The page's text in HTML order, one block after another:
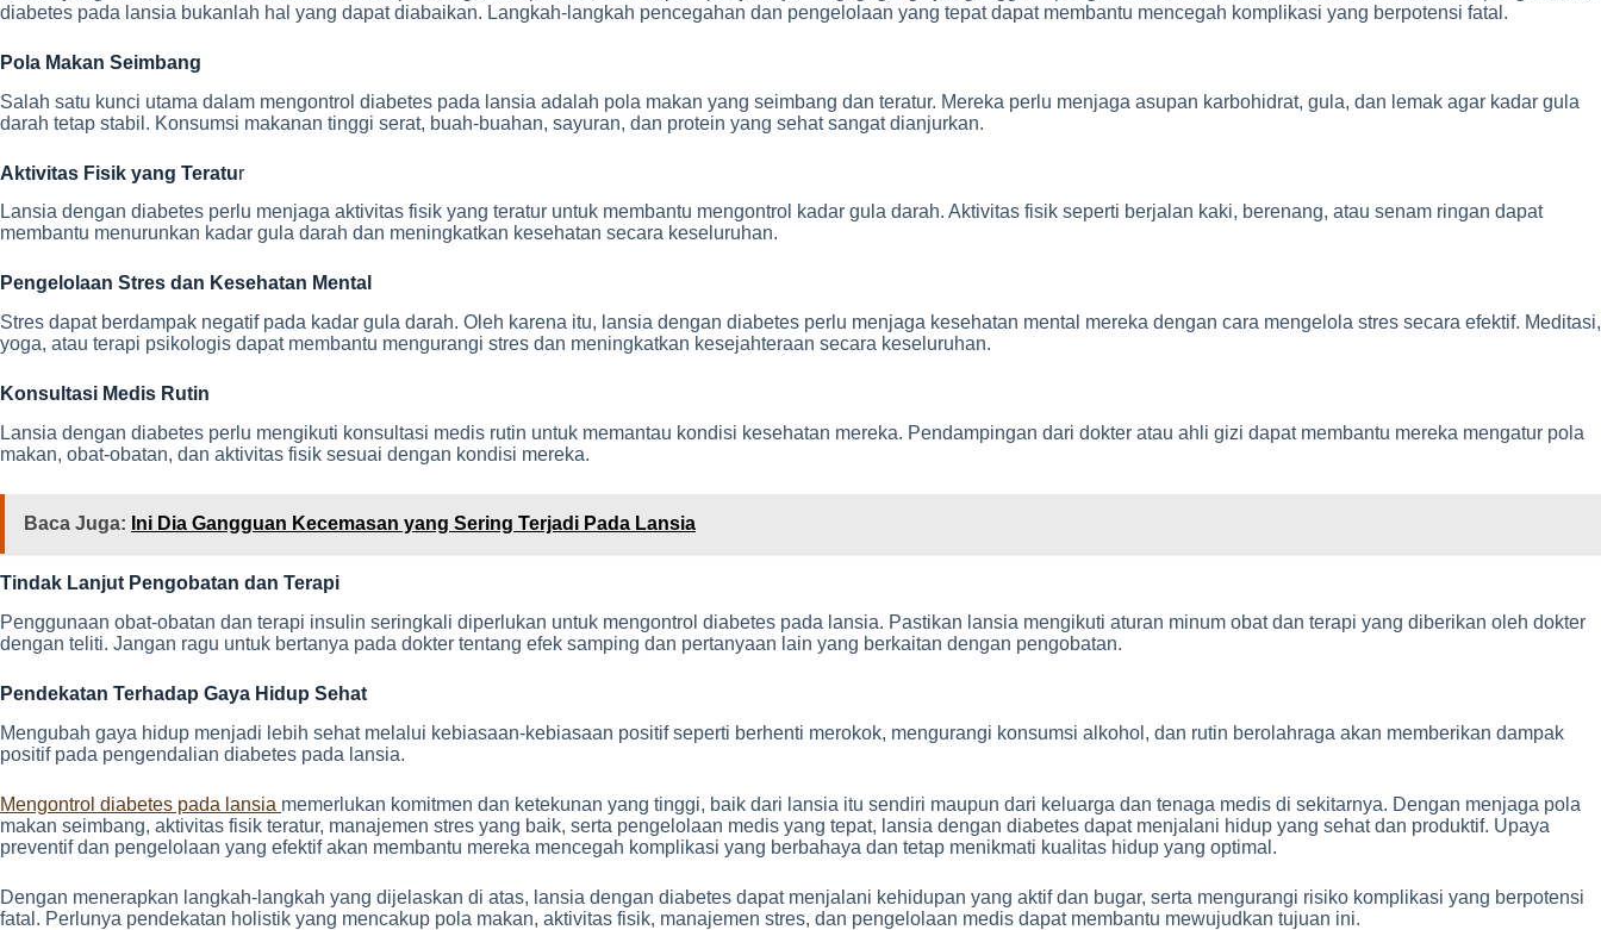
diabetes pada lansia bukanlah hal yang dapat diabaikan. Langkah-langkah pencegahan dan pengelolaan yang tepat dapat membantu mencegah komplikasi yang berpotensi fatal.
Pola Makan Seimbang
Salah satu kunci utama dalam mengontrol diabetes pada lansia adalah pola makan yang seimbang dan teratur. Mereka perlu menjaga asupan karbohidrat, gula, dan lemak agar kadar gula
darah tetap stabil. Konsumsi makanan tinggi serat, buah-buahan, sayuran, dan protein yang sehat sangat dianjurkan.
Aktivitas Fisik yang Teratur
Lansia dengan diabetes perlu menjaga aktivitas fisik yang teratur untuk membantu mengontrol kadar gula darah. Aktivitas fisik seperti berjalan kaki, berenang, atau senam ringan dapat
membantu menurunkan kadar gula darah dan meningkatkan kesehatan secara keseluruhan.
Pengelolaan Stres dan Kesehatan Mental
Stres dapat berdampak negatif pada kadar gula darah. Oleh karena itu, lansia dengan diabetes perlu menjaga kesehatan mental mereka dengan cara mengelola stres secara efektif. Meditasi,
yoga, atau terapi psikologis dapat membantu mengurangi stres dan meningkatkan kesejahteraan secara keseluruhan.
Konsultasi Medis Rutin
Lansia dengan diabetes perlu mengikuti konsultasi medis rutin untuk memantau kondisi kesehatan mereka. Pendampingan dari dokter atau ahli gizi dapat membantu mereka mengatur pola
makan, obat-obatan, dan aktivitas fisik sesuai dengan kondisi mereka.
Baca Juga: Ini Dia Gangguan Kecemasan yang Sering Terjadi Pada Lansia
Tindak Lanjut Pengobatan dan Terapi
Penggunaan obat-obatan dan terapi insulin seringkali diperlukan untuk mengontrol diabetes pada lansia. Pastikan lansia mengikuti aturan minum obat dan terapi yang diberikan oleh dokter
dengan teliti. Jangan ragu untuk bertanya pada dokter tentang efek samping dan pertanyaan lain yang berkaitan dengan pengobatan.
Pendekatan Terhadap Gaya Hidup Sehat
Mengubah gaya hidup menjadi lebih sehat melalui kebiasaan-kebiasaan positif seperti berhenti merokok, mengurangi konsumsi alkohol, dan rutin berolahraga akan memberikan dampak
positif pada pengendalian diabetes pada lansia.
Mengontrol diabetes pada lansia memerlukan komitmen dan ketekunan yang tinggi, baik dari lansia itu sendiri maupun dari keluarga dan tenaga medis di sekitarnya. Dengan menjaga pola
makan seimbang, aktivitas fisik teratur, manajemen stres yang baik, serta pengelolaan medis yang tepat, lansia dengan diabetes dapat menjalani hidup yang sehat dan produktif. Upaya
preventif dan pengelolaan yang efektif akan membantu mereka mencegah komplikasi yang berbahaya dan tetap menikmati kualitas hidup yang optimal.
Dengan menerapkan langkah-langkah yang dijelaskan di atas, lansia dengan diabetes dapat menjalani kehidupan yang aktif dan bugar, serta mengurangi risiko komplikasi yang berpotensi
fatal. Perlunya pendekatan holistik yang mencakup pola makan, aktivitas fisik, manajemen stres, dan pengelolaan medis dapat membantu mewujudkan tujuan ini.